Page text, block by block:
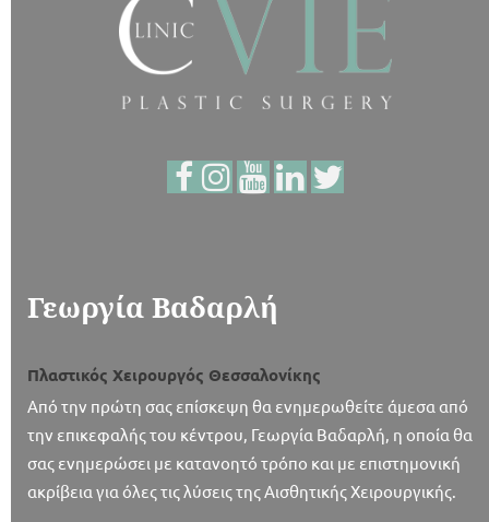
Γεωργία Βαδαρλή
Πλαστικός Χειρουργός Θεσσαλονίκης
Από την πρώτη σας επίσκεψη θα ενημερωθείτε άμεσα από
την επικεφαλής του κέντρου, Γεωργία Βαδαρλή, η οποία θα
σας ενημερώσει με κατανοητό τρόπο και με επιστημονική
ακρίβεια για όλες τις λύσεις της Αισθητικής Χειρουργικής.